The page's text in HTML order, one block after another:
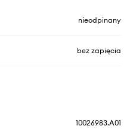
nieodpinany
bez zapięcia
10026983.A01